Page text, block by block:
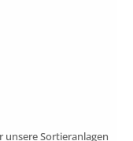
Sortieranlagen